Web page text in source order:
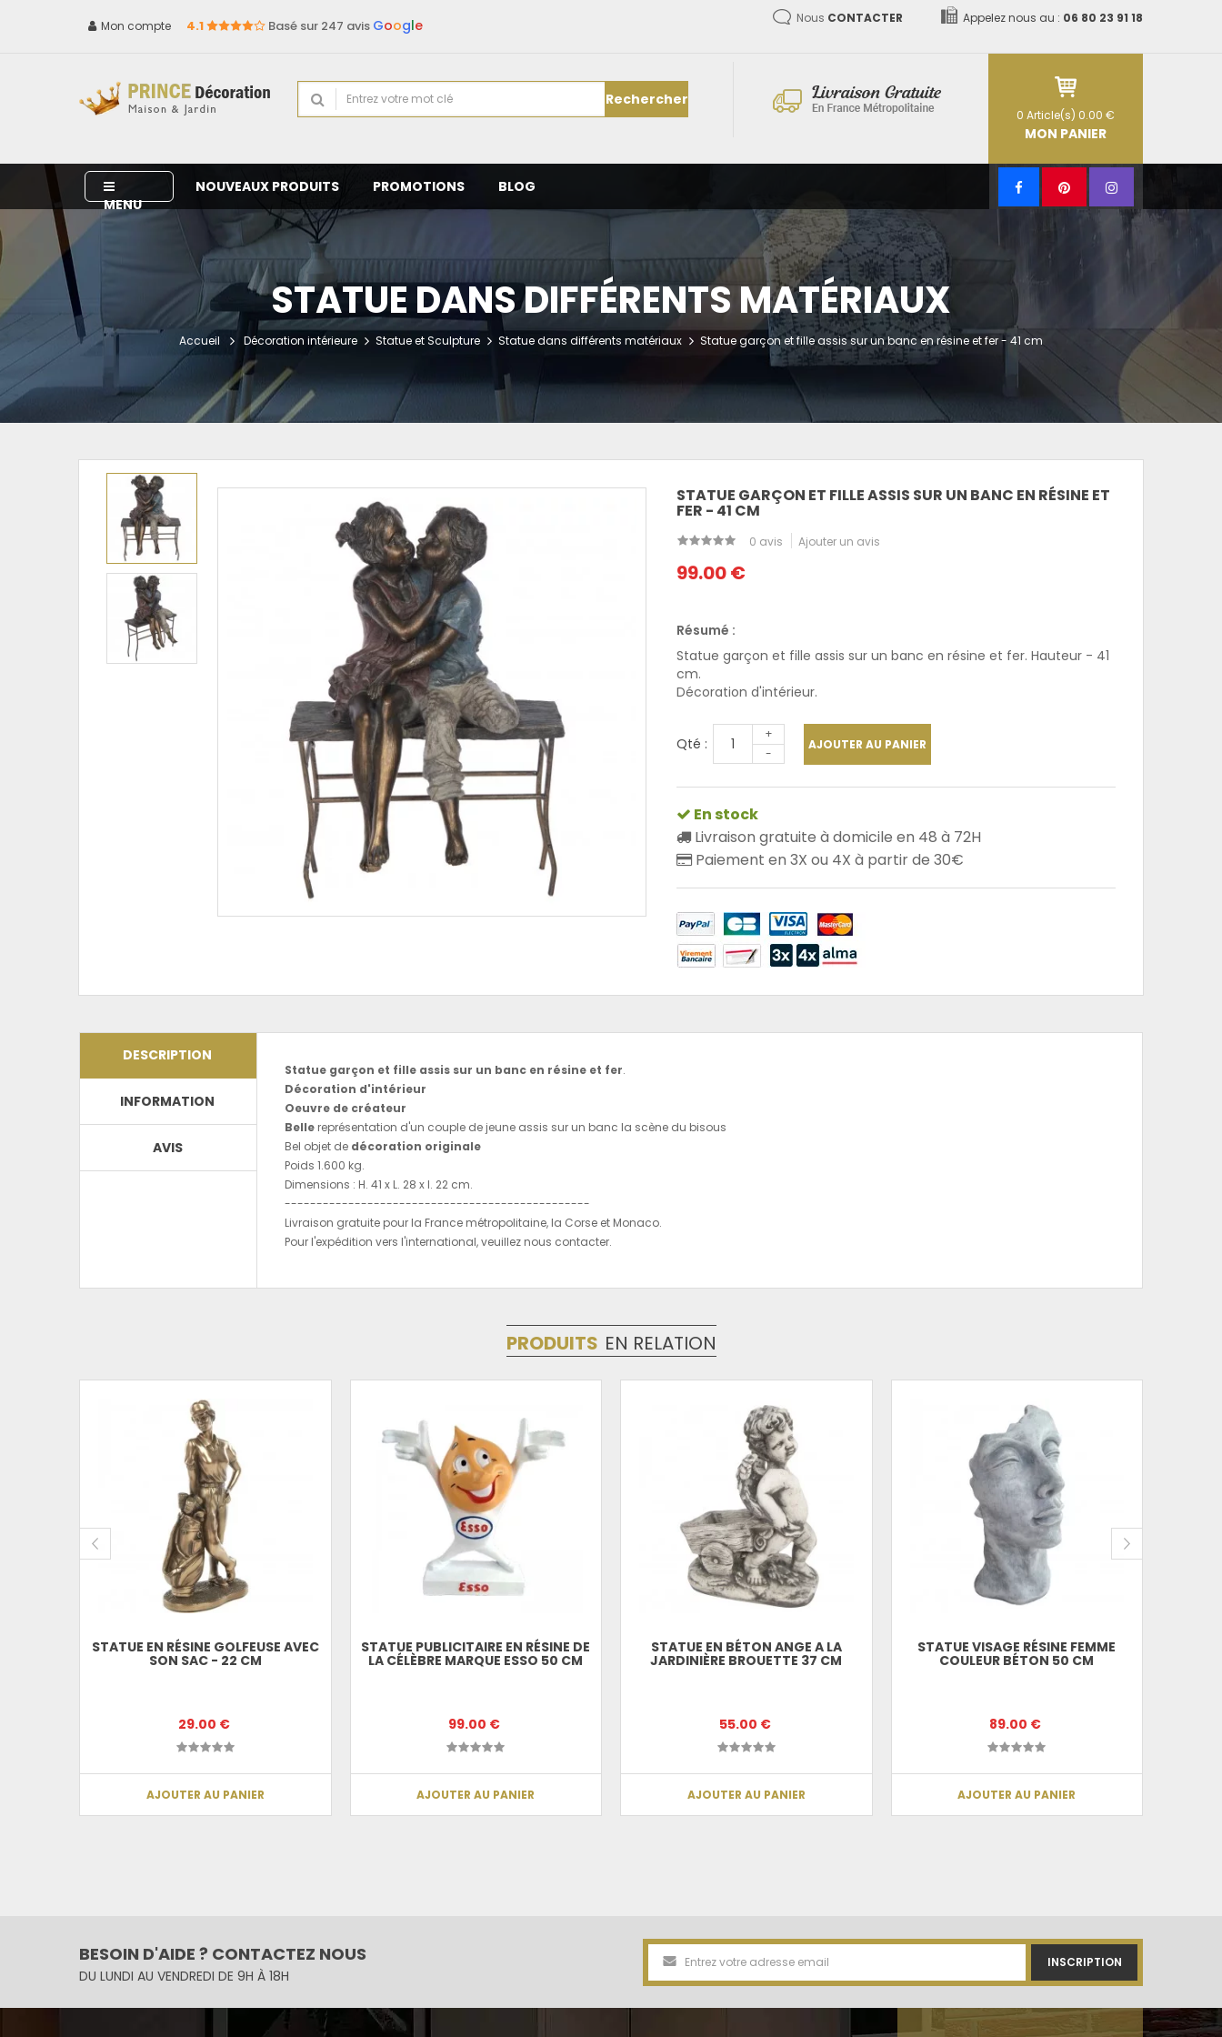
Mon compte 4.1 Basé sur 247 avis Google Nous CONTACTER Appelez nous au : 06 80 23 91 18
Rechercher
0 Article(s) 0.00 €
MON PANIER
MENU
NOUVEAUX PRODUITS PROMOTIONS BLOG
STATUE DANS DIFFÉRENTS MATÉRIAUX
Accueil Décoration intérieure Statue et Sculpture Statue dans différents matériaux Statue garçon et fille assis sur un banc en résine et fer - 41 cm
STATUE GARÇON ET FILLE ASSIS SUR UN BANC EN RÉSINE ET
FER - 41 CM
0 avis Ajouter un avis
99.00 €
Résumé :
Statue garçon et fille assis sur un banc en résine et fer. Hauteur - 41
cm.
Décoration d'intérieur.
Qté :
+
-
AJOUTER AU PANIER
En stock
Livraison gratuite à domicile en 48 à 72H
Paiement en 3X ou 4X à partir de 30€
DESCRIPTION
INFORMATION
AVIS
Statue garçon et fille assis sur un banc en résine et fer.
Décoration d'intérieur
Oeuvre de créateur
Bellereprésentation d'un couple de jeune assis sur un banc la scène du bisous
Bel objet de décoration originale
Poids 1.600 kg.
Dimensions : H. 41 x L. 28 x l. 22 cm.
------------------------------------------------
Livraison gratuite pour la France métropolitaine, la Corse et Monaco.
Pour l'expédition vers l'international, veuillez nous contacter.
PRODUITS EN RELATION
STATUE EN RÉSINE GOLFEUSE AVEC
SON SAC - 22 CM
29.00 €
AJOUTER AU PANIER
STATUE PUBLICITAIRE EN RÉSINE DE
LA CÉLÈBRE MARQUE ESSO 50 CM
99.00 €
AJOUTER AU PANIER
STATUE EN BÉTON ANGE A LA
JARDINIÈRE BROUETTE 37 CM
55.00 €
AJOUTER AU PANIER
STATUE VISAGE RÉSINE FEMME
COULEUR BÉTON 50 CM
89.00 €
AJOUTER AU PANIER
BESOIN D'AIDE ? CONTACTEZ NOUS
DU LUNDI AU VENDREDI DE 9H À 18H
INSCRIPTION